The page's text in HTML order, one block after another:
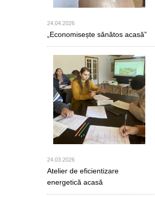
24.04.2026
„Economisește sănătos acasă”
24.03.2026
Atelier de eficientizare
energetică acasă